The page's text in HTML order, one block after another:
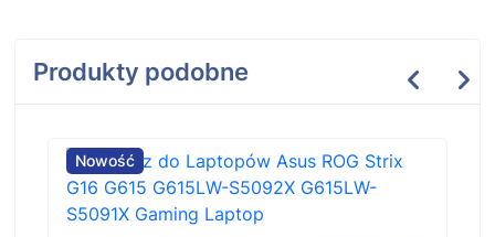
Produkty podobne
Nowość